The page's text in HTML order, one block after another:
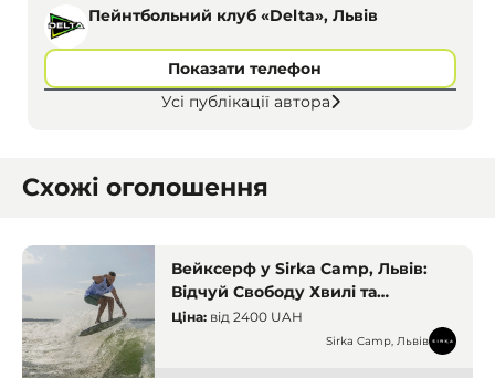
Пейнтбольний клуб «Delta», Львів
Показати телефон
Усі публікації автора
Схожі оголошення
Вейксерф у Sirka Camp, Львів:
Відчуй Свободу Хвилі та
Адреналін на Воді
Ціна: від 2400 UAH
Sirka Camp, Львів